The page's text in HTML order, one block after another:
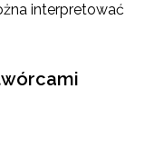
interpretować